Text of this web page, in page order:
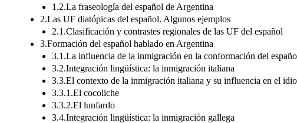
1.2.La fraseología del español de Argentina
2.Las UF diatópicas del español. Algunos ejemplos
2.1.Clasificación y contrastes regionales de las UF del español
3.Formación del español hablado en Argentina
3.1.La influencia de la inmigración en la conformación del
3.2.Integración lingüística: la inmigración italiana
3.3.El contexto de la inmigración italiana y su influencia en el
3.3.1.El cocoliche
3.3.2.El lunfardo
3.4.Integración lingüística: la inmigración gallega